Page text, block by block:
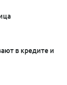
в кредите и